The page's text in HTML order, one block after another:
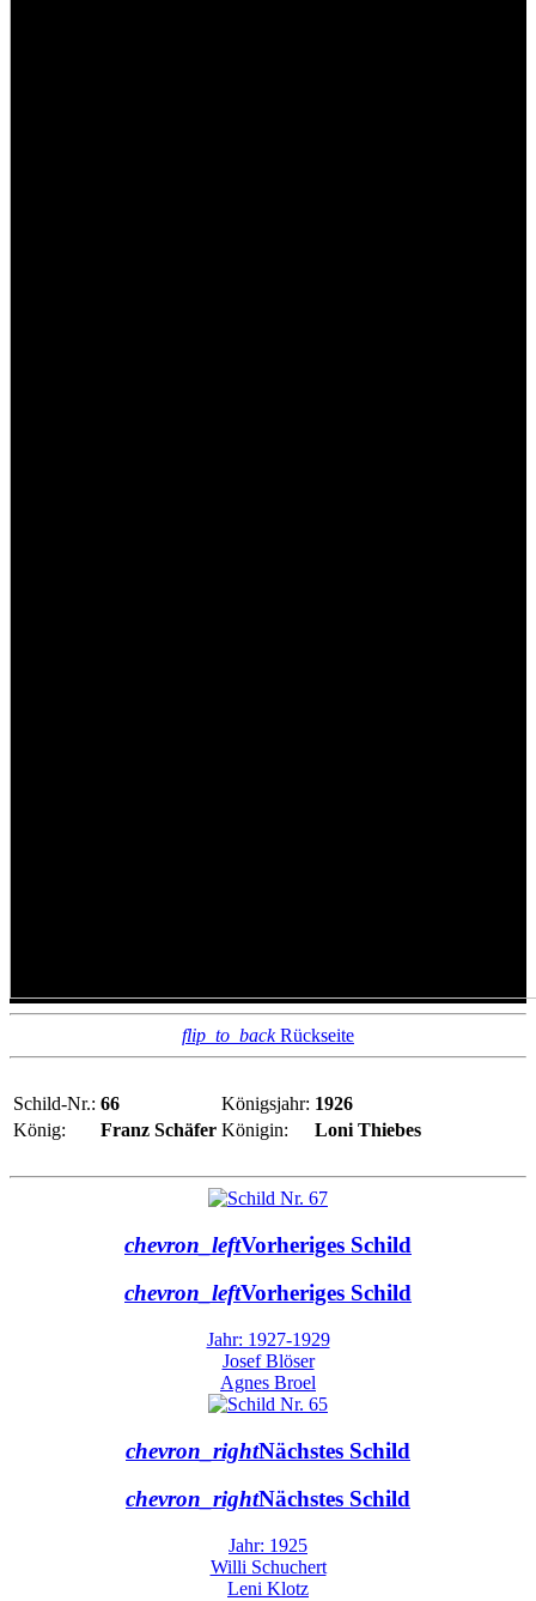
flip_to_backRückseite
Schild-Nr.: 66 Königsjahr: 1926
König:
Franz Schäfer Königin: Loni Thiebes
chevron_leftVorheriges Schild
chevron_leftVorheriges Schild
Jahr: 1927-1929
Josef Blöser
Agnes Broel
chevron_rightNächstes Schild
chevron_rightNächstes Schild
Jahr: 1925
Willi Schuchert
Leni Klotz